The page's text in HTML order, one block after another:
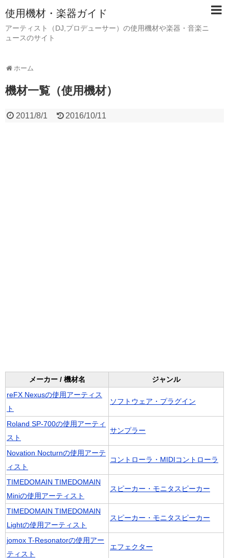
使用機材・楽器ガイド
アーティスト（DJ,プロデューサー）の使用機材や楽器・音楽ニ
ュースのサイト
ホーム
機材一覧（使用機材）
2011/8/1 2016/10/11
メーカー / 機材名
ジャンル
reFX Nexusの使用アーティス
ト
ソフトウェア・プラグイン
Roland SP-700の使用アーティ
スト
サンプラー
Novation Nocturnの使用アーテ
ィスト
コントローラ・MIDIコントローラ
TIMEDOMAIN TIMEDOMAIN
Miniの使用アーティスト
スピーカー・モニタスピーカー
TIMEDOMAIN TIMEDOMAIN
Lightの使用アーティスト
スピーカー・モニタスピーカー
jomox T-Resonatorの使用アー
ティスト
エフェクター